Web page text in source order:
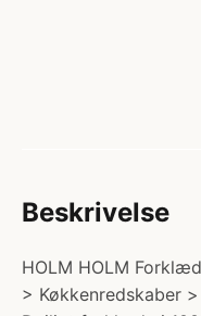
Beskrivelse
HOLM HOLM
> Køkkenredskaber